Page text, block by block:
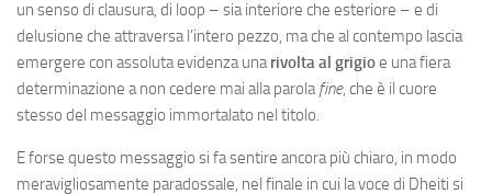
un senso di clausura, di loop – sia interiore che esteriore – e di
delusione che attraversa l’intero pezzo, ma che al contempo lascia
emergere con assoluta evidenza unarivolta al grigioe una fiera
determinazione a non cedere mai alla parolafine, che è il cuore
stesso del messaggio immortalato nel titolo.
E forse questo messaggio si fa sentire ancora più chiaro, in modo
meravigliosamente paradossale, nel finale in cui la voce di Dheiti si